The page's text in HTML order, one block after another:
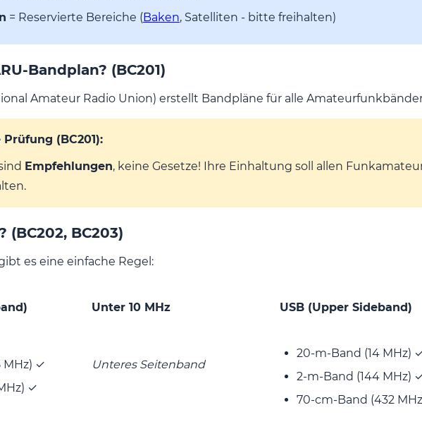
= Reservierte Bereiche ( Baken, Satelliten - bitte freihalten)
Bandplan? (BC201)
Amateur Radio Union) erstellt Bandpläne für alle
(BC201):
Empfehlungen, keine Gesetze! Ihre Einhaltung soll allen
(BC202, BC203)
es eine einfache Regel:
Unter 10 MHz
MHz) ✓
✓
Unteres Seitenband
USB (Upper Sideband)
20-m-Band (14 MHz)
2-m-Band (144 MHz)
70-cm-Band (432